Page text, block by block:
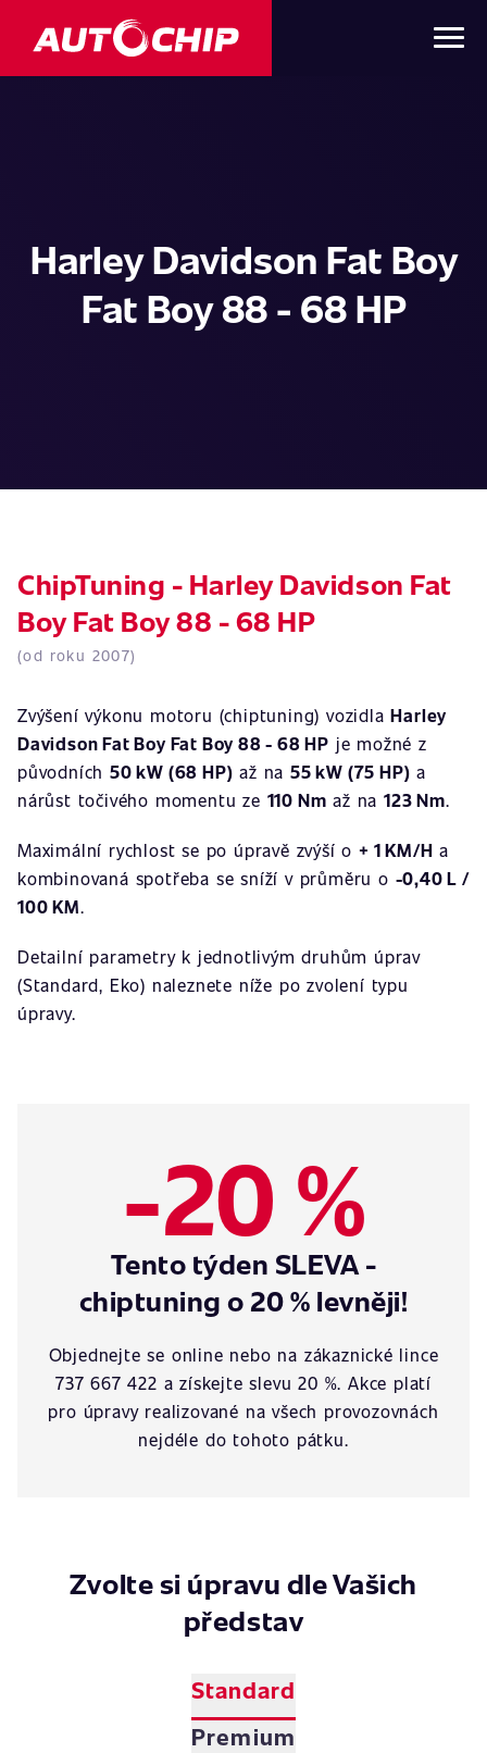
Harley Davidson Fat Boy
Fat Boy 88 - 68 HP
ChipTuning - Harley Davidson Fat
Boy Fat Boy 88 - 68 HP
(od roku 2007)
Zvýšení výkonu motoru (chiptuning) vozidlaHarley
Davidson Fat Boy Fat Boy 88 - 68 HP je možné z
původních50 kW (68 HP) až na55 kW (75 HP) a
nárůst točivého momentu ze 110 Nm až na123 Nm.
Maximální rychlost se po úpravě zvýší o + 1 KM/H a
kombinovaná spotřeba se sníží v průměru o -0,40 L /
100 KM.
Detailní parametry k jednotlivým druhům úprav
(Standard, Eko) naleznete níže po zvolení typu
úpravy.
-20 %
Tento týden SLEVA -
chiptuning o 20 % levněji!
Objednejte se online nebo na zákaznické lince
737 667 422 a získejte slevu 20 %. Akce platí
pro úpravy realizované na všech provozovnách
nejdéle do tohoto pátku.
Zvolte si úpravu dle Vašich
představ
Standard
Premium